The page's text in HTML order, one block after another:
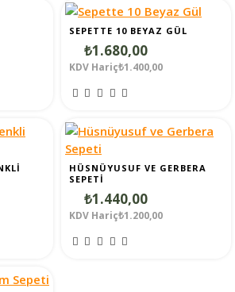
SEPETTE 10 BEYAZ GÜL
₺1.680,00
KDV Hariç₺1.400,00
HÜSNÜYUSUF VE GERBERA
SEPETI
₺1.440,00
KDV Hariç₺1.200,00